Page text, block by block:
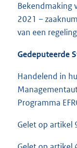
Bekendmaking
2021 –
van een regeling
Gedeputeerde
Handelend in
Programma
Gelet op artikel